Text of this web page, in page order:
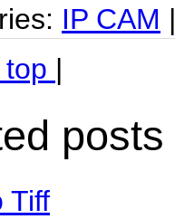
IP CAM |
top |
posts
Tiff